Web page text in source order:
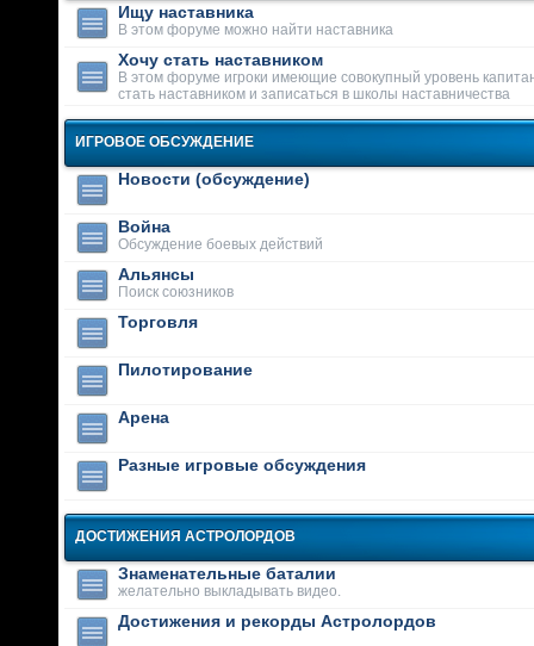
Ищу наставника
В этом форуме можно найти наставника
Хочу стать наставником
В этом форуме игроки имеющие совокупный уровень
стать наставником и записаться в школы наставничества
ИГРОВОЕ ОБСУЖДЕНИЕ
Новости (обсуждение)
Война
Обсуждение боевых действий
Альянсы
Поиск союзников
Торговля
Пилотирование
Арена
Разные игровые обсуждения
ДОСТИЖЕНИЯ АСТРОЛОРДОВ
Знаменательные баталии
желательно выкладывать видео.
Достижения и рекорды Астролордов